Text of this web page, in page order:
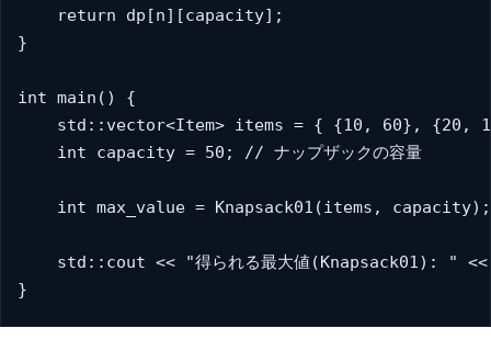
    return dp[n][capacity];
}
int main() {
std::vector<Item> items = { {10, 60}, {20,
    int capacity = 50; // ナップザックの容量
    int max_value = Knapsack01(items, capacity);
std::cout << "得られる最大値(Knapsack01): "
}